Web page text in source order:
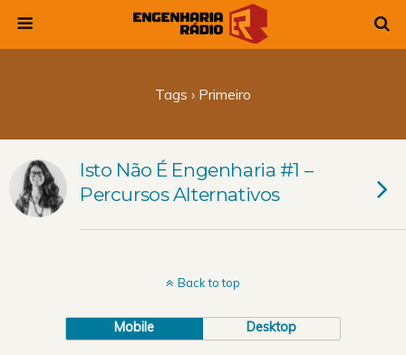
Tags › Primeiro
Isto Não É Engenharia #1 –
Percursos Alternativos
Back to top
Mobile Desktop